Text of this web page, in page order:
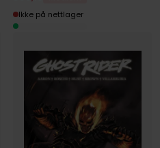
Ikke på nettlager